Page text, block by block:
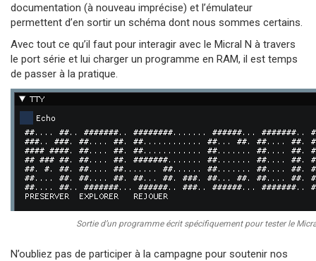
documentation (à nouveau imprécise) et l’émulateur
permettent d’en sortir un schéma dont nous sommes certains.
Avec tout ce qu’il faut pour interagir avec le Micral N à travers
le port série et lui charger un programme en RAM, il est temps
de passer à la pratique.
Sortie d’un programme écrit spécifiquement pour tester le
N’oubliez pas de participer à la campagne pour soutenir nos